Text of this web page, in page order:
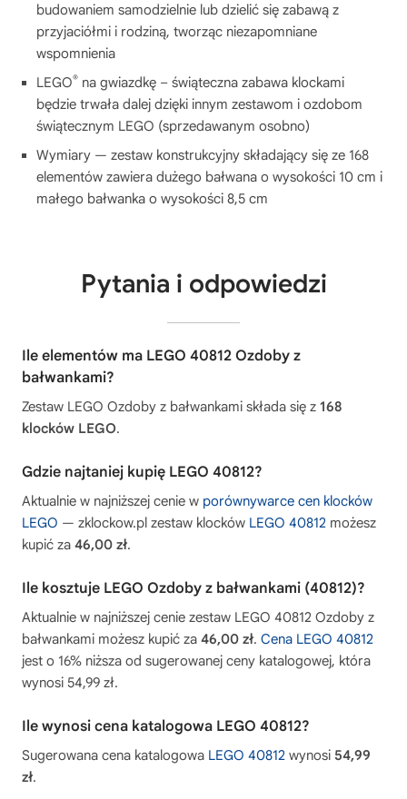
budowaniem samodzielnie lub dzielić się zabawą z
przyjaciółmi i rodziną, tworząc niezapomniane
wspomnienia
LEGO® na gwiazdkę – świąteczna zabawa klockami
będzie trwała dalej dzięki innym zestawom i ozdobom
świątecznym LEGO (sprzedawanym osobno)
Wymiary — zestaw konstrukcyjny składający się ze 168
elementów zawiera dużego bałwana o wysokości 10 cm i
małego bałwanka o wysokości 8,5 cm
Pytania i odpowiedzi
Ile elementów ma LEGO 40812 Ozdoby z
bałwankami?
Zestaw LEGO Ozdoby z bałwankami składa się z 168
klocków LEGO.
Gdzie najtaniej kupię LEGO 40812?
Aktualnie w najniższej cenie w porównywarce cen klocków
LEGO — zklockow.pl zestaw klocków LEGO 40812 możesz
kupić za 46,00 zł.
Ile kosztuje LEGO Ozdoby z bałwankami (40812)?
Aktualnie w najniższej cenie zestaw LEGO 40812 Ozdoby z
bałwankami możesz kupić za 46,00 zł. Cena LEGO 40812
jest o 16% niższa od sugerowanej ceny katalogowej, która
wynosi 54,99 zł.
Ile wynosi cena katalogowa LEGO 40812?
Sugerowana cena katalogowa LEGO 40812 wynosi 54,99
zł.